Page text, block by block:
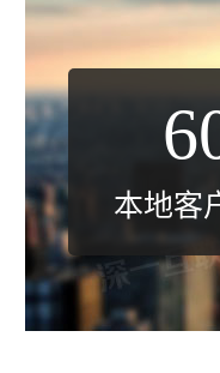
本地客